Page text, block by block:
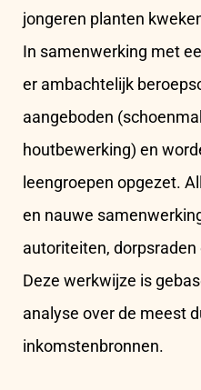
jongeren planten
In samenwerking met
er ambachtelijk
aangeboden
houtbewerking) en
leengroepen opgezet.
en nauwe
autoriteiten,
Deze werkwijze is
analyse over de meest
inkomstenbronnen.